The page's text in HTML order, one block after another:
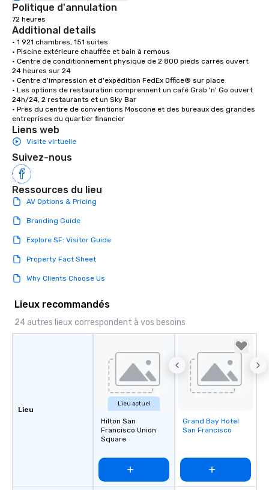
Politique d'annulation
72 heures
Additional details
• 1 921 chambres, 151 suites
• Piscine extérieure chauffée et bain à remous
• Centre de conditionnement physique de 2 800 pieds carrés ouvert
24 heures sur 24
• Centre d'impression et d'expédition FedEx Office® sur place
• Les options de restauration comprennent un café Grab 'n' Go ouvert
24h/24, 2 restaurants et un Sky Bar
• Près du centre de conventions Moscone et des bureaux des grandes
entreprises du quartier financier
Liens web
Visite virtuelle
Suivez-nous
Ressources du lieu
AV Options & Pricing
Branding Guide
Explore SF: Visitor Guide
Property Fact Sheet
Why Clients Choose Us
Lieux recommandés
24 autres lieux correspondent à vos besoins
Lieu
Lieu actuel
Hilton San
Francisco Union
Square
Removed from
favorites
Grand Bay Hotel
San Francisco